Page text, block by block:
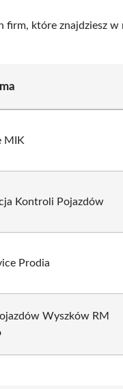
firm, które znajdziesz w
MIK
Kontroli Pojazdów
Prodia
Wyszków RM